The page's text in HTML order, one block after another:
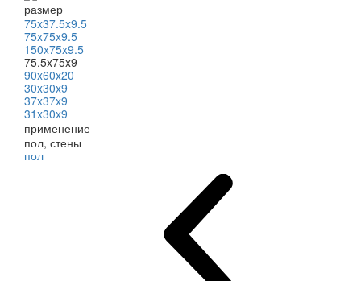
размер
75x37.5x9.5
75x75x9.5
150x75x9.5
75.5x75x9
90x60x20
30x30x9
37x37x9
31x30x9
применение
пол, стены
пол